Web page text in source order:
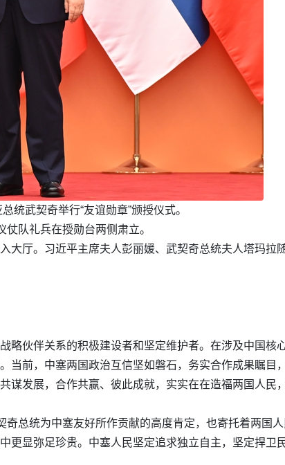
统武契奇举行“友谊勋章”颁授仪式。
队礼兵在授勋台两侧肃立。
大厅。习近平主席夫人彭丽媛、武契奇总统夫人塔玛拉
略伙伴关系的积极建设者和坚定维护者。在涉及中国核
当前，中塞两国政治互信坚如磐石，务实合作成果瞩目
谋发展，合作共赢、彼此成就，实实在在造福两国人民
总统为中塞友好所作贡献的高度肯定，也寄托着两国
显弥足珍贵。中塞人民坚定追求独立自主，坚定捍卫民